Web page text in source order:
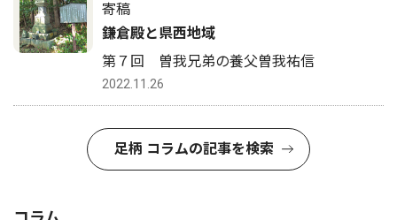
寄稿
鎌倉殿と県西地域
第７回 曽我兄弟の養父曽我祐信
2022.11.26
足柄 コラムの記事を検索